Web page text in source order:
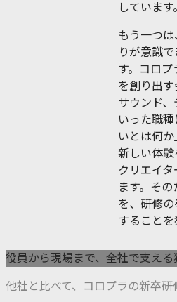
しています。
もう一つは
りが意識
す。コロ
を創り出
サウンド
いった職
いとは何
新しい体
クリエイ
ます。そ
を、研修
することを
役員から現場まで、全社で支え
他社と比べて、コロプラの新卒研